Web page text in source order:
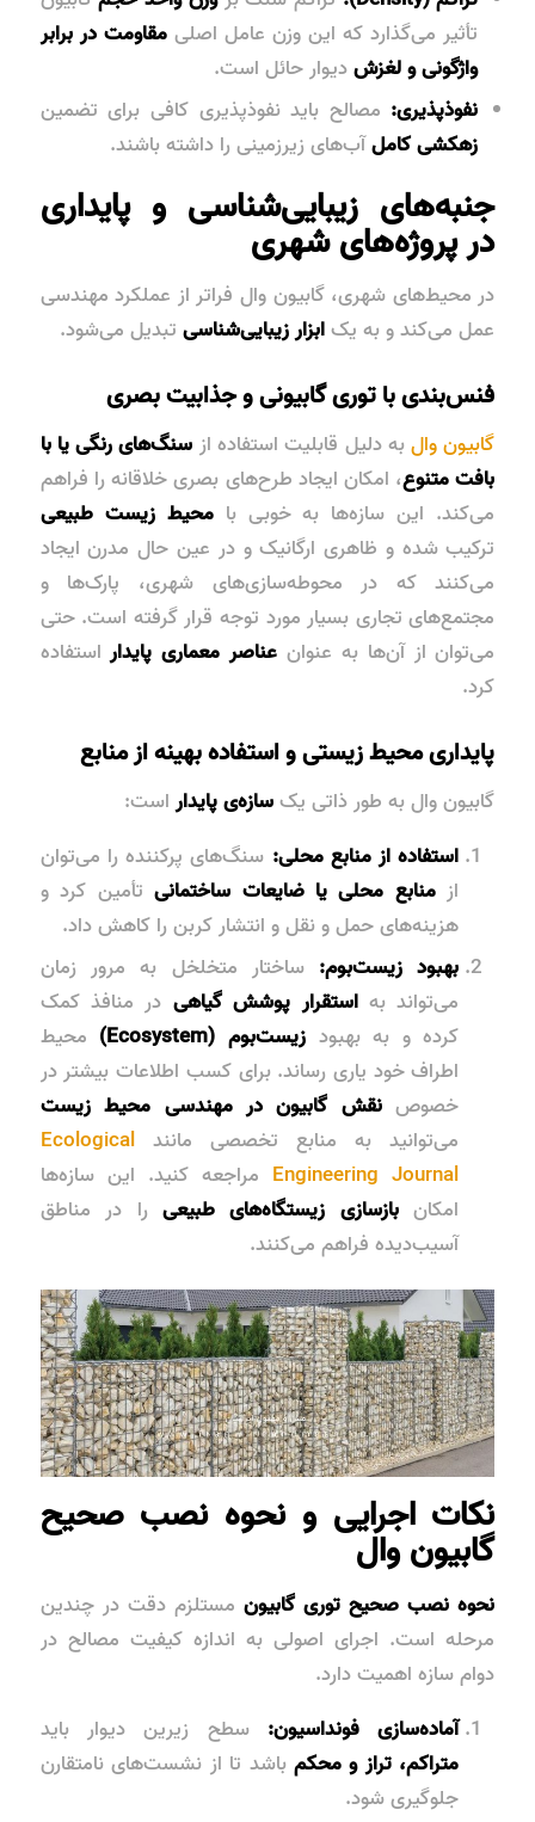
تأثیر می‌گذارد که این وزن عامل اصلیمقاومت در برابر
واژگونی و لغزشدیوار حائل است.
نفوذپذیری: مصالح باید نفوذپذیری کافی برای تضمین
زهکشی کاملآب‌های زیرزمینی را داشته باشند.
جنبه‌های زیبایی‌شناسی و پایداری
در پروژه‌های شهری
در محیط‌های شهری، گابیون وال فراتر از عملکرد مهندسی
عمل می‌کند و به یکابزار زیبایی‌شناسیتبدیل می‌شود.
فنس‌بندی با توری گابیونی و جذابیت بصری
گابیون والبه دلیل قابلیت استفاده از سنگ‌های رنگی یا با
بافت متنوع، امکان ایجاد طرح‌های بصری خلاقانهرا فراهم
می‌کند. این سازه‌ها به خوبی بامحیط زیست طبیعی
ترکیب شده و ظاهری ارگانیک و در عین حال مدرن ایجاد
می‌کنند که در محوطه‌سازی‌های شهری، پارک‌ها و
مجتمع‌های تجاری بسیار مورد توجه قرار گرفته است. حتی
می‌توان از آن‌ها به عنوان عناصر معماری پایداراستفاده
کرد.
پایداری محیط زیستی و استفاده بهینه از منابع
گابیون وال به طور ذاتی یکسازه‌ی پایداراست:
استفاده از منابع محلی: سنگ‌های پرکننده را می‌توان
ازمنابع محلی یا ضایعات ساختمانیتأمین کرد و
هزینه‌های حمل و نقل و انتشار کربن را کاهش داد.
بهبود زیست‌بوم: ساختار متخلخل به مرور زمان
می‌تواند بهاستقرار پوشش گیاهی در منافذ کمک
کرده و به بهبودزیست‌بوم (Ecosystem)
محیط
اطراف خود یاری رساند. برای کسب اطلاعات بیشتر در
خصوصنقش گابیون در مهندسی محیط زیست
می‌توانید به منابع تخصصی مانند Ecological
Engineering Journal مراجعه کنید. این سازه‌ها
امکانبازسازی زیستگاه‌های طبیعیرا در مناطق
آسیب‌دیده فراهم می‌کنند.
نکات اجرایی و نحوه نصب صحیح
گابیون وال
نحوه نصب صحیح توری گابیونمستلزم دقت در چندین
مرحله است. اجرای اصولی به اندازه کیفیت مصالح در
دوام سازه اهمیت دارد.
آماده‌سازی فونداسیون: سطح زیرین دیوار باید
متراکم، تراز و محکم باشد تا از نشست‌های نامتقارن
جلوگیری شود.